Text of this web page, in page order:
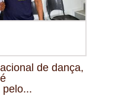
de dança,
pelo...